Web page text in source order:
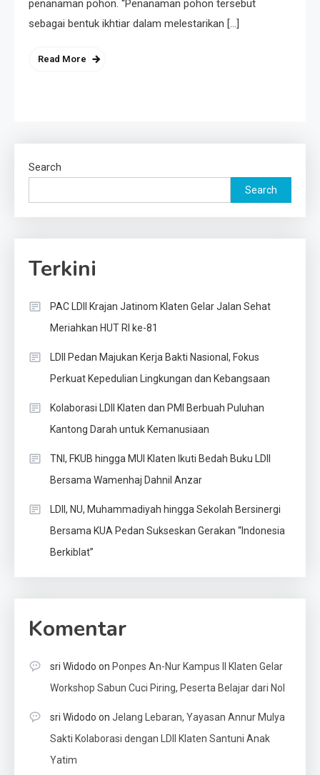
penanaman pohon. “Penanaman pohon tersebut
sebagai bentuk ikhtiar dalam melestarikan […]
Read More
Search
Search
Terkini
PAC LDII Krajan Jatinom Klaten Gelar Jalan Sehat
Meriahkan HUT RI ke-81
LDII Pedan Majukan Kerja Bakti Nasional, Fokus
Perkuat Kepedulian Lingkungan dan Kebangsaan
Kolaborasi LDII Klaten dan PMI Berbuah Puluhan
Kantong Darah untuk Kemanusiaan
TNI, FKUB hingga MUI Klaten Ikuti Bedah Buku LDII
Bersama Wamenhaj Dahnil Anzar
LDII, NU, Muhammadiyah hingga Sekolah Bersinergi
Bersama KUA Pedan Sukseskan Gerakan “Indonesia
Berkiblat”
Komentar
sri Widodo on Ponpes An-Nur Kampus II Klaten Gelar
Workshop Sabun Cuci Piring, Peserta Belajar dari Nol
sri Widodo on Jelang Lebaran, Yayasan Annur Mulya
Sakti Kolaborasi dengan LDII Klaten Santuni Anak
Yatim